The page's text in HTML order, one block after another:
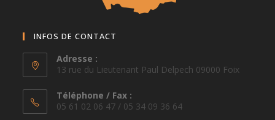
INFOS DE CONTACT
Adresse :
13 rue du Lieutenant Paul Delpech 09000 Foix
Téléphone / Fax :
05 61 02 06 47 / 05 34 09 36 64